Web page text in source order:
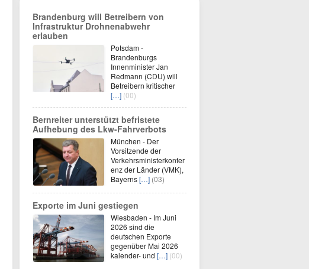
Brandenburg will Betreibern von
Infrastruktur Drohnenabwehr
erlauben
Potsdam -
Brandenburgs
Innenminister Jan
Redmann (CDU) will
Betreibern kritischer
[…] (00)
Bernreiter unterstützt befristete
Aufhebung des Lkw-Fahrverbots
München - Der
Vorsitzende der
Verkehrsministerkonfer
enz der Länder (VMK),
Bayerns[…] (03)
Exporte im Juni gestiegen
Wiesbaden - Im Juni
2026 sind die
deutschen Exporte
gegenüber Mai 2026
kalender- und […] (00)